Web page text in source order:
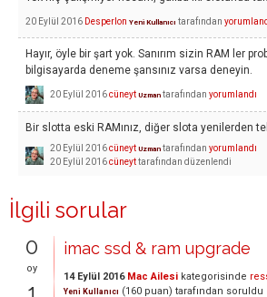
20 Eylül 2016 Desperlon Yeni Kullanıcı tarafından
Hayır, öyle bir şart yok. Sanırım sizin RAM ler
bilgisayarda deneme şansınız varsa deneyin.
20 Eylül 2016cüneyt Uzman tarafından yorumlandı
Bir slotta eski RAMınız, diğer slota yenilerden
20 Eylül 2016cüneyt Uzman tarafından yorumlandı
20 Eylül 2016cüneyttarafından düzenlendi
İlgili sorular
0
oy
imac ssd & ram upgrade
14 Eylül 2016 Mac Ailesi kategorisinde
Yeni Kullanıcı (160 puan) tarafından soruldu